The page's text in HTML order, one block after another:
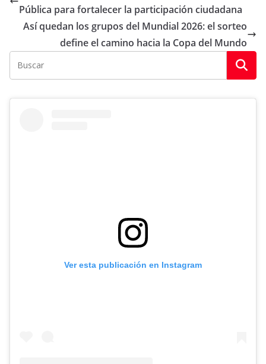
Pública para fortalecer la participación ciudadana
Así quedan los grupos del Mundial 2026: el sorteo
define el camino hacia la Copa del Mundo
Ver esta publicación en Instagram